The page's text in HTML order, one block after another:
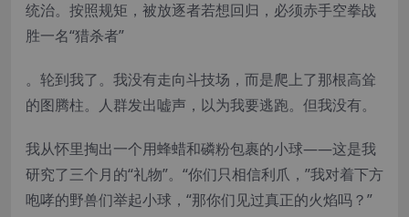
统治。按照规矩，被放逐者若想回归，必须赤手空拳战
胜一名“猎杀者”
。轮到我了。我没有走向斗技场，而是爬上了那根高耸
的图腾柱。人群发出嘘声，以为我要逃跑。但我没有。
我从怀里掏出一个用蜂蜡和磷粉包裹的小球——这是我
研究了三个月的“礼物”。“你们只相信利爪，”我对着下方
咆哮的野兽们举起小球，“那你们见过真正的火焰吗？”